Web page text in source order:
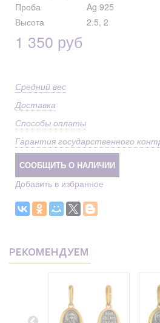
Проба
Ag 925
Высота
2.5, 2
1 350 руб
Средний вес
Доставка
Способы оплаты
Гарантия государственного
СООБЩИТЬ О НАЛИЧИИ
Добавить в избранное
РЕКОМЕНДУЕМ